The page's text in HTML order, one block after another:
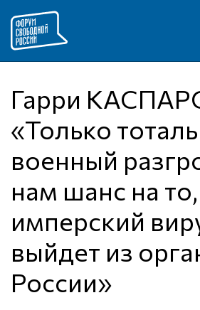
содержимому
Гарри КАСПАРОВ:
«Только
военный
нам шанс на
имперский
выйдет из
России»